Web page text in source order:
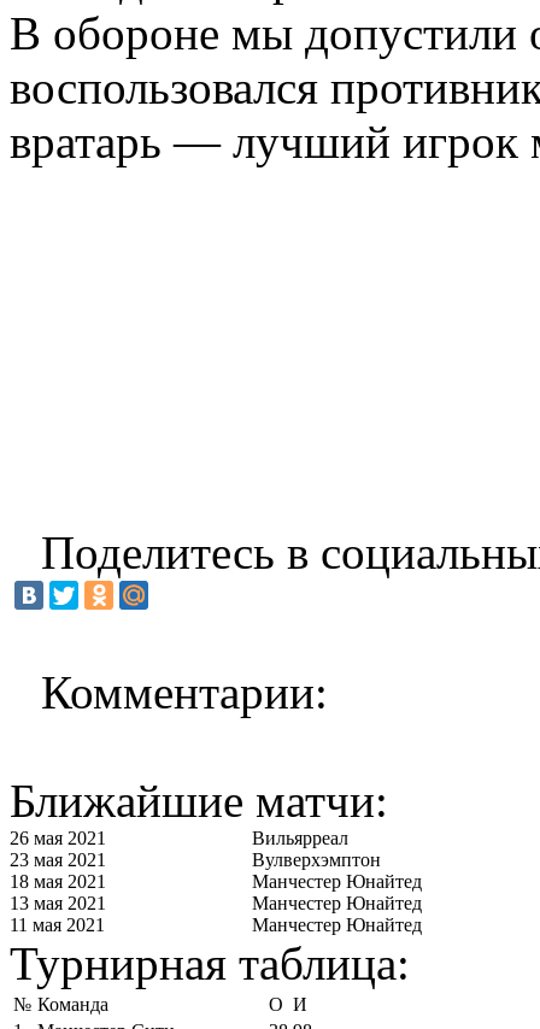
В обороне мы допустили
воспользовался
вратарь — лучший игрок
Поделитесь в
Комментарии:
Ближайшие матчи:
26 мая 2021
Вильярреал
23 мая 2021
Вулверхэмптон
18 мая 2021
Манчестер Юнайтед
13 мая 2021
Манчестер Юнайтед
11 мая 2021
Манчестер Юнайтед
Турнирная таблица:
№ Команда О И